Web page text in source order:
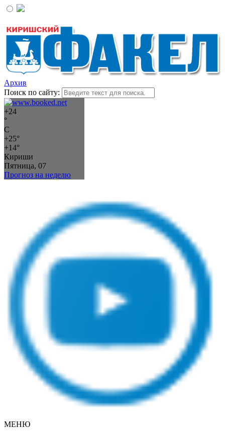
Архив
Поиск по сайту:
+24
°
C
+25°
+14°
Кириши
Пятница, 07
Прогноз на неделю
МЕНЮ